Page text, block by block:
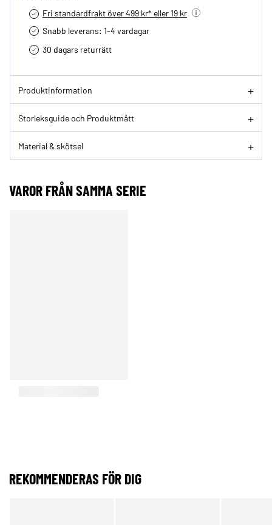
Fri standardfrakt över 499 kr* eller 19 kr
Snabb leverans: 1-4 vardagar
30 dagars returrätt­
Produktinformation
Storleksguide och Produktmått
Material & skötsel
VAROR FRÅN SAMMA SERIE
REKOMMENDERAS FÖR DIG